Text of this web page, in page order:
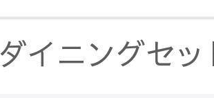
ダイニングセッ